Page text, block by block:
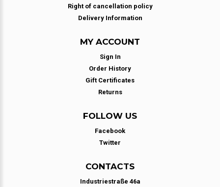
Right of cancellation policy
Delivery Information
MY ACCOUNT
Sign In
Order History
Gift Certificates
Returns
FOLLOW US
Facebook
Twitter
CONTACTS
Industriestraße 46a